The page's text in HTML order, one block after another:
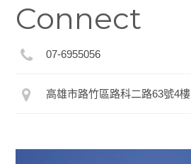
Connect
07-6955056
高雄市路竹區路科二路63號4樓